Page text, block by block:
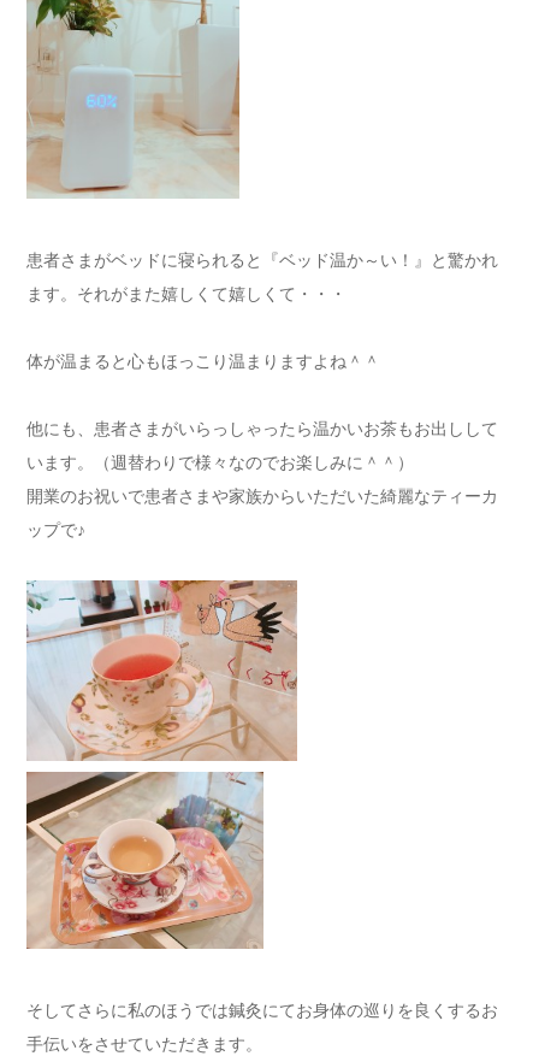
患者さまがベッドに寝られると『ベッド温か～い！』と驚かれ
ます。それがまた嬉しくて嬉しくて・・・
体が温まると心もほっこり温まりますよね＾＾
他にも、患者さまがいらっしゃったら温かいお茶もお出しして
います。（週替わりで様々なのでお楽しみに＾＾）
開業のお祝いで患者さまや家族からいただいた綺麗なティーカ
ップで♪
そしてさらに私のほうでは鍼灸にてお身体の巡りを良くするお
手伝いをさせていただきます。